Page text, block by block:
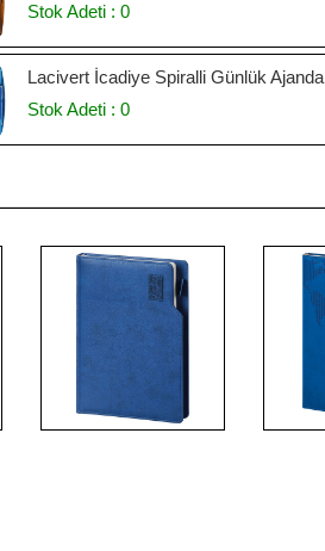
Stok Adeti : 0
Lacivert İcadiye Spiralli Günlük Ajanda
Stok Adeti : 0